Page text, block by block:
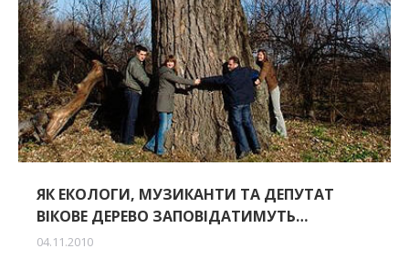
ЯК ЕКОЛОГИ, МУЗИКАНТИ ТА ДЕПУТАТ
ВІКОВЕ ДЕРЕВО ЗАПОВІДАТИМУТЬ…
04.11.2010